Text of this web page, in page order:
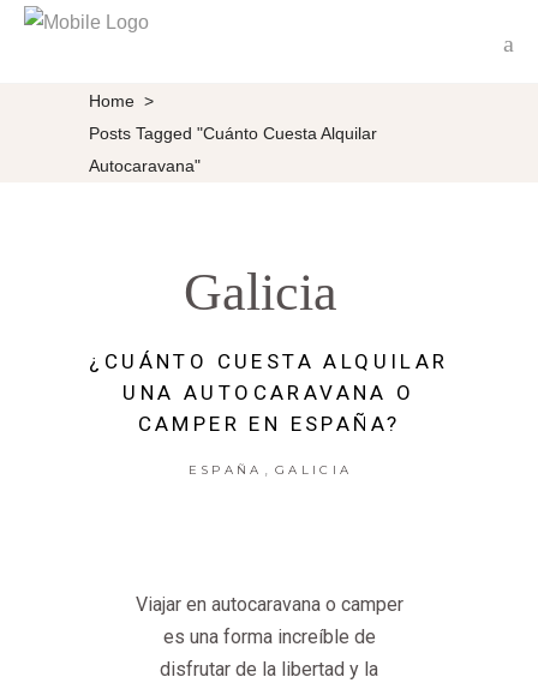
Home >
Posts Tagged "cuánto Cuesta Alquilar
Autocaravana"
Galicia
¿CUÁNTO CUESTA ALQUILAR
UNA AUTOCARAVANA O
CAMPER EN ESPAÑA?
ESPAÑA GALICIA
Viajar en autocaravana o camper
es una forma increíble de
disfrutar de la libertad y la